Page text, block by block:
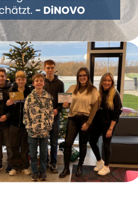
kijk op verpakkingen –
op papieren